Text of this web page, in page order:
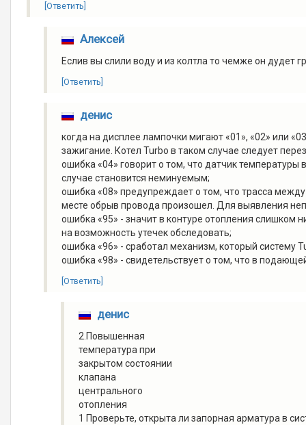
[Ответить]
Алексей
Еслив вы слили воду и из колтла то чемже он дудет
[Ответить]
денис
когда на дисплее лампочки мигают «01», «02» или
зажигание. Котел Turbo в таком случае следует
ошибка «04» говорит о том, что датчик
случае становится неминуемым;
ошибка «08» предупреждает о том, что трасса
месте обрыв провода произошел. Для выявления
ошибка «95» - значит в контуре отопления слишком
на возможность утечек обследовать;
ошибка «96» - сработал механизм, который систему
ошибка «98» - свидетельствует о том, что в
[Ответить]
денис
2.Повышенная
температура при
закрытом состоянии
клапана
центрального
отопления
1 Проверьте, открыта ли запорная арматура в